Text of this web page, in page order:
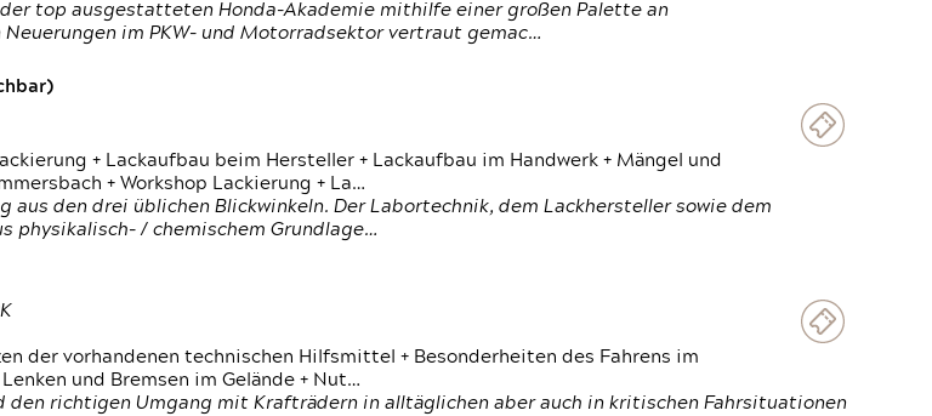
top ausgestatteten Honda-Akademie mithilfe einer großen Palette an
im PKW- und Motorradsektor vertraut gemac…
+ Lackaufbau beim Hersteller + Lackaufbau im Handwerk + Mängel und
+ Workshop Lackierung + La…
den drei üblichen Blickwinkeln. Der Labortechnik, dem Lackhersteller sowie dem
physikalisch- / chemischem Grundlage…
der vorhandenen technischen Hilfsmittel + Besonderheiten des Fahrens im
und Bremsen im Gelände + Nut…
den richtigen Umgang mit Krafträdern in alltäglichen aber auch in kritischen Fahrsituationen